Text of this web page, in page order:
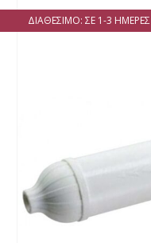
ΔΙΑΘΈΣΙΜΟ: ΣΕ 1-3 ΗΜΈΡΕΣ